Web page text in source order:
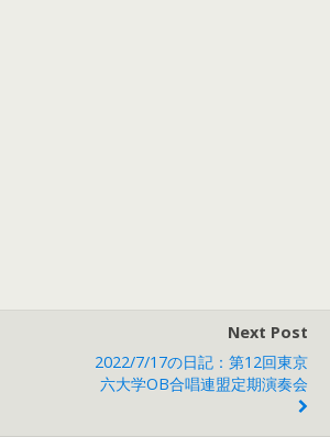
Next Post
2022/7/17の日記：第12回東京
六大学OB合唱連盟定期演奏会